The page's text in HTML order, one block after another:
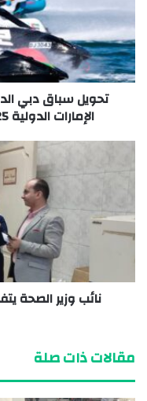
تحويل سباق دبي
الإمارات الدولية 2025 إلى مهرجان رياضي بحري
نائب وزير الصحة
مقالات ذات صلة